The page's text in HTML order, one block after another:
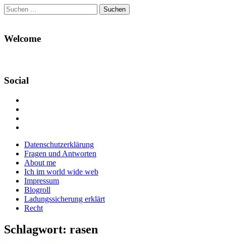
Suchen
nach:
Welcome
Social
Facebook
anzeigen
Twitter
anzeigen
auf
Instagram
anzeigen
Main
menu
Skip
content
Datenschutzerklärung
Fragen und Antworten
About me
Ich im world wide web
Impressum
Blogroll
Ladungssicherung erklärt
Recht
Schlagwort: rasen